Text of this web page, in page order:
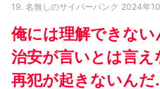
19. 名無しのサイバーパンク 2024年
俺には理解できな
治安が言いとは言
再犯が起きないんだ